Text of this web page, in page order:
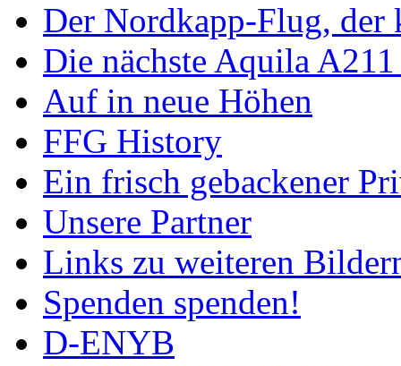
Der Nordkapp-Flug, der
Die nächste Aquila
Auf in neue Höhen
FFG History
Ein frisch gebackener
Unsere Partner
Links zu weiteren
Spenden spenden!
D-ENYB